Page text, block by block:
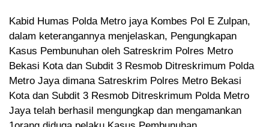
Kabid Humas Polda Metro jaya Kombes Pol E Zulpan,
dalam keterangannya menjelaskan, Pengungkapan
Kasus Pembunuhan oleh Satreskrim Polres Metro
Bekasi Kota dan Subdit 3 Resmob Ditreskrimum Polda
Metro Jaya dimana Satreskrim Polres Metro Bekasi
Kota dan Subdit 3 Resmob Ditreskrimum Polda Metro
Jaya telah berhasil mengungkap dan mengamankan